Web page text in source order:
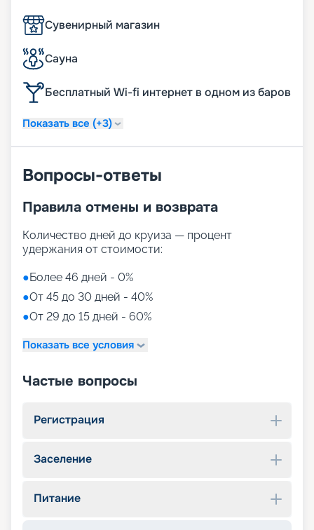
Сувенирный магазин
Сауна
Бесплатный Wi-fi интернет в одном из баров
Показать все (+3)
Вопросы-ответы
Правила отмены и возврата
Количество дней до круиза — процент
удержания от стоимости:
●Более 46 дней - 0%
●От 45 до 30 дней - 40%
●От 29 до 15 дней - 60%
Показать все условия
Частые вопросы
Регистрация
Заселение
Питание